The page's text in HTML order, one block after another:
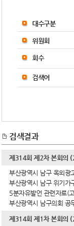
대수구분
위원회
회수
검색어
검색결과
제314회 제2차 본회의
부산광역시 남구 옥외광
부산광역시 남구 위기가
5분자유발언 관련자료(
부산광역시 남구의회 공
제314회 제1차 본회의